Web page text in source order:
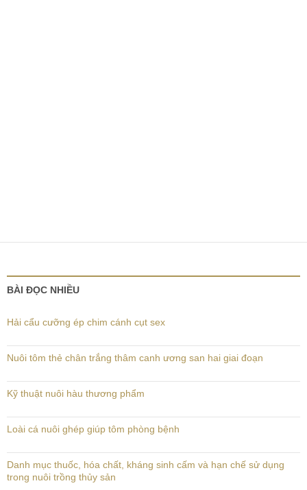
BÀI ĐỌC NHIỀU
Hải cẩu cưỡng ép chim cánh cụt sex
Nuôi tôm thẻ chân trắng thâm canh ương san hai giai đoạn
Kỹ thuật nuôi hàu thương phẩm
Loài cá nuôi ghép giúp tôm phòng bệnh
Danh mục thuốc, hóa chất, kháng sinh cấm và hạn chế sử dụng
trong nuôi trồng thủy sản